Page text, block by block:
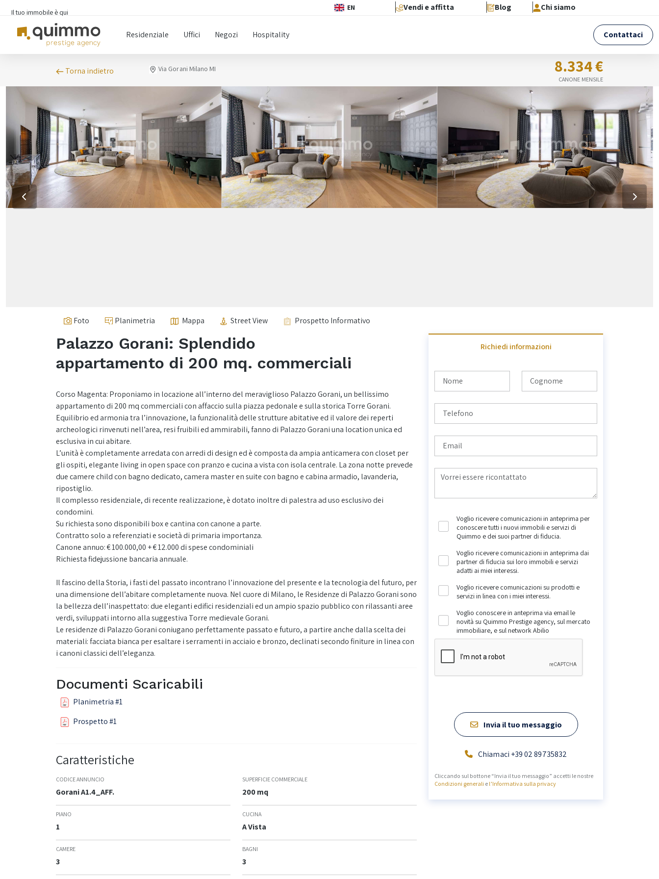
Il tuo immobile è qui
EN Vendi e affitta Blog Chi siamo
Residenziale Uffici Negozi Hospitality Contattaci
Torna indietro Via Gorani Milano MI 8.334 €
CANONE MENSILE
Foto Planimetria Mappa Street View Prospetto Informativo
Palazzo Gorani: Splendido
appartamento di 200 mq. commerciali
Corso Magenta: Proponiamo in locazione all’interno del meraviglioso Palazzo Gorani, un bellissimo
appartamento di 200 mq commerciali con affaccio sulla piazza pedonale e sulla storica Torre Gorani.
Equilibrio ed armonia tra l’innovazione, la funzionalità delle strutture abitative ed il valore dei reperti
archeologici rinvenuti nell’area, resi fruibili ed ammirabili, fanno di Palazzo Gorani una location unica ed
esclusiva in cui abitare.
L’unità è completamente arredata con arredi di design ed è composta da ampia anticamera con closet per
gli ospiti, elegante living in open space con pranzo e cucina a vista con isola centrale. La zona notte prevede
due camere child con bagno dedicato, camera master en suite con bagno e cabina armadio, lavanderia,
ripostiglio.
Il complesso residenziale, di recente realizzazione, è dotato inoltre di palestra ad uso esclusivo dei
condomini.
Su richiesta sono disponibili box e cantina con canone a parte.
Contratto solo a referenziati e società di primaria importanza.
Canone annuo: € 100.000,00 + € 12.000 di spese condominiali
Richiesta fidejussione bancaria annuale.
Il fascino della Storia, i fasti del passato incontrano l’innovazione del presente e la tecnologia del futuro, per
una dimensione dell’abitare completamente nuova. Nel cuore di Milano, le Residenze di Palazzo Gorani sono
la bellezza dell’inaspettato: due eleganti edifici residenziali ed un ampio spazio pubblico con rilassanti aree
verdi, sviluppati intorno alla suggestiva Torre medievale Gorani.
Le residenze di Palazzo Gorani coniugano perfettamente passato e futuro, a partire anche dalla scelta dei
materiali: facciata bianca per esaltare i serramenti in acciaio e bronzo, declinati secondo finiture in linea con
i canoni classici dell’eleganza.
Documenti Scaricabili
Planimetria #1
Prospetto #1
Caratteristiche
CODICE ANNUNCIO
Gorani A1.4_AFF.
SUPERFICIE COMMERCIALE
200 mq
PIANO
1
CUCINA
A Vista
CAMERE
3
BAGNI
3
Richiedi informazioni
Voglio ricevere comunicazioni in anteprima per
conoscere tutti i nuovi immobili e servizi di
Quimmo e dei suoi partner di fiducia.
Voglio ricevere comunicazioni in anteprima dai
partner di fiducia sui loro immobili e servizi
adatti ai miei interessi.
Voglio ricevere comunicazioni su prodotti e
servizi in linea con i miei interessi.
Voglio conoscere in anteprima via email le
novità su Quimmo Prestige agency, sul mercato
immobiliare, e sul network Abilio
Invia il tuo messaggio
Chiamaci +39 02 89735832
Cliccando sul bottone “Invia il tuo messaggio” accetti le nostre
Condizioni generali e l’Informativa sulla privacy